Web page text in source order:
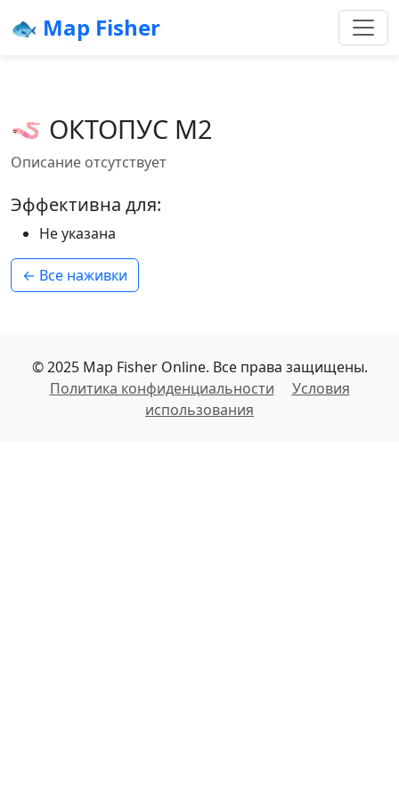
🐟 Map Fisher
🪱 ОКТОПУС М2
Описание отсутствует
Эффективна для:
Не указана
← Все наживки
© 2025 Map Fisher Online. Все права защищены.
Политика конфиденциальности
Условия
использования